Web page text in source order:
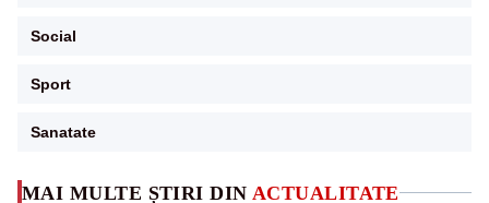
MAI MULTE ȘTIRI DIN ACTUALITATE
Social
Sport
Sanatate